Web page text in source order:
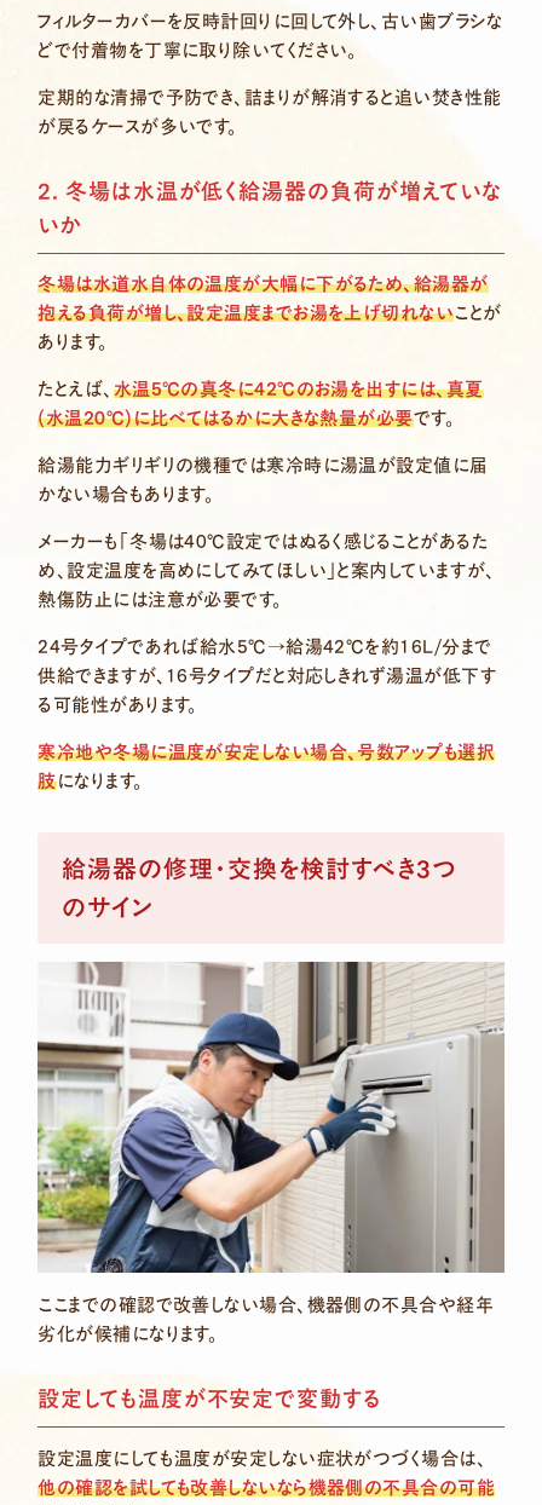
フィルターカバーを反時計回りに回して外し、古い歯ブラシな
どで付着物を丁寧に取り除いてください。
定期的な清掃で予防でき、詰まりが解消すると追い焚き性能
が戻るケースが多いです。
2. 冬場は水温が低く給湯器の負荷が増えていな
いか
冬場は水道水自体の温度が大幅に下がるため、給湯器が
抱える負荷が増し、設定温度までお湯を上げ切れないことが
あります。
たとえば、 水温5℃の真冬に42℃のお湯を出すには、真夏
(水温20℃)に比べてはるかに大きな熱量が必要です。
給湯能力ギリギリの機種では寒冷時に湯温が設定値に届
かない場合もあります。
メーカーも「冬場は40℃設定ではぬるく感じることがあるた
め、設定温度を高めにしてみてほしい」と案内していますが、
熱傷防止には注意が必要です。
24号タイプであれば給水5℃→給湯42℃を約16L/分まで
供給できますが、16号タイプだと対応しきれず湯温が低下す
る可能性があります。
寒冷地や冬場に温度が安定しない場合、号数アップも選択
肢になります。
給湯器の修理・交換を検討すべき3つ
のサイン
ここまでの確認で改善しない場合、機器側の不具合や経年
劣化が候補になります。
設定しても温度が不安定で変動する
設定温度にしても温度が安定しない症状がつづく場合は、
他の確認を試しても改善しないなら機器側の不具合の可能